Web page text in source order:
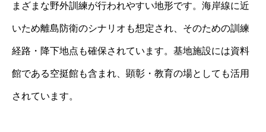
まざまな野外訓練が行われやすい地形です。海岸線に近
いため離島防衛のシナリオも想定され、そのための訓練
経路・降下地点も確保されています。基地施設には資料
館である空挺館も含まれ、顕彰・教育の場としても活用
されています。